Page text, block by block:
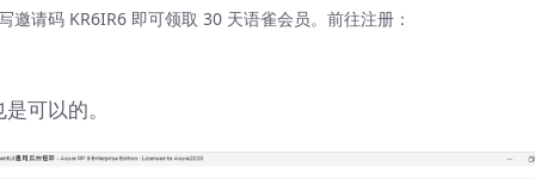
请码 KR6IR6 即可领取 30 天语雀会员。前往注册：
可以的。